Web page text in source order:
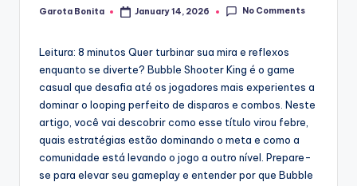
Posted
Garota Bonita January 14, 2026 No Comments
Leitura: 8 minutos Quer turbinar sua mira e reflexos
enquanto se diverte? Bubble Shooter King é o game
casual que desafia até os jogadores mais experientes a
dominar o looping perfeito de disparos e combos. Neste
artigo, você vai descobrir como esse título virou febre,
quais estratégias estão dominando o meta e como a
comunidade está levando o jogo a outro nível. Prepare-
se para elevar seu gameplay e entender por que Bubble